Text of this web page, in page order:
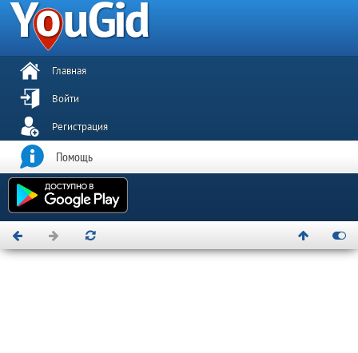
Главная
Войти
Регистрация
Помощь